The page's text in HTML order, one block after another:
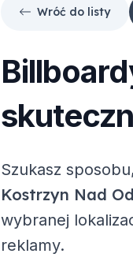
Wróć do listy
Szukasz
Kostrzyn Nad
wybranej
reklamy.